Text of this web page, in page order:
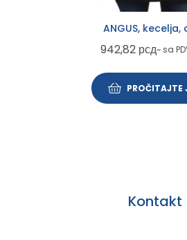
ANGUS, kecelja,
942,82 рсд~ sa
PROČITAJTE
Kontakt